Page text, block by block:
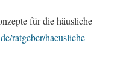
für die häusliche
ratgeber/haeusliche-